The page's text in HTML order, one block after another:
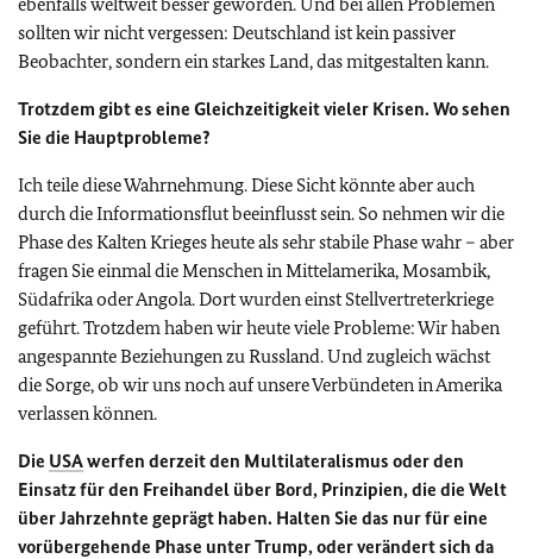
sollten wir nicht vergessen: Deutschland ist kein passiver
Beobachter, sondern ein starkes Land, das mitgestalten kann.
Trotzdem gibt es eine Gleichzeitigkeit vieler Krisen. Wo sehen
Sie die Hauptprobleme?
Ich teile diese Wahrnehmung. Diese Sicht könnte aber auch
durch die Informationsflut beeinflusst sein. So nehmen wir die
Phase des Kalten Krieges heute als sehr stabile Phase wahr – aber
fragen Sie einmal die Menschen in Mittelamerika, Mosambik,
Südafrika oder Angola. Dort wurden einst Stellvertreterkriege
geführt. Trotzdem haben wir heute viele Probleme: Wir haben
angespannte Beziehungen zu Russland. Und zugleich wächst
die Sorge, ob wir uns noch auf unsere Verbündeten in Amerika
verlassen können.
Die USAwerfen derzeit den Multilateralismus oder den
Einsatz für den Freihandel über Bord, Prinzipien, die die Welt
über Jahrzehnte geprägt haben. Halten Sie das nur für eine
vorübergehende Phase unter Trump, oder verändert sich da